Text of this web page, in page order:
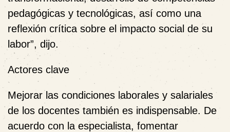
pedagógicas y tecnológicas, así como una
reflexión crítica sobre el impacto social de su
labor”, dijo.
Actores clave
Mejorar las condiciones laborales y salariales
de los docentes también es indispensable. De
acuerdo con la especialista, fomentar